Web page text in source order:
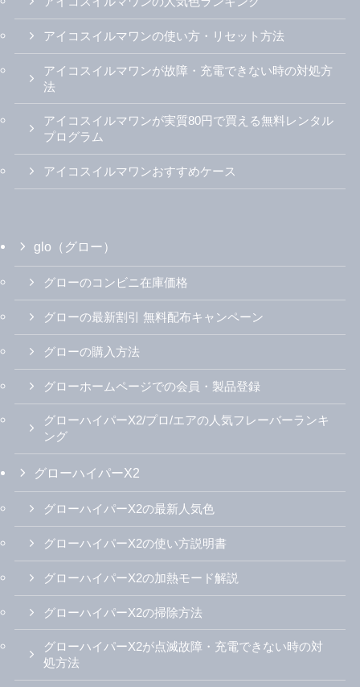
アイコスイルマワンの使い方・リセット方法
アイコスイルマワンが故障・充電できない時の対処方
法
アイコスイルマワンが実質80円で買える無料レンタル
プログラム
アイコスイルマワンおすすめケース
glo（グロー）
グローのコンビニ在庫価格
グローの最新割引 無料配布キャンペーン
グローの購入方法
グローホームページでの会員・製品登録
グローハイパーX2/プロ/エアの人気フレーバーランキ
ング
グローハイパーX2
グローハイパーX2の最新人気色
グローハイパーX2の使い方説明書
グローハイパーX2の加熱モード解説
グローハイパーX2の掃除方法
グローハイパーX2が点滅故障・充電できない時の対
処方法